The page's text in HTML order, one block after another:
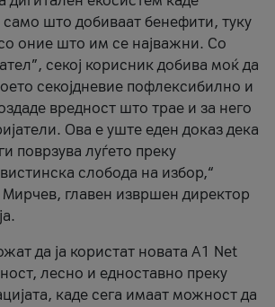
што добиваат бенефити, туку
оние што им се најважни. Со
секој корисник добива моќ да
секојдневие пофлексибилно и
вредност што трае и за него
Ова е уште еден доказ дека
поврзува луѓето преку
слобода на избор,“
Мирчев, главен извршен директор
да ја користат новата А1 Net
лесно и едноставно преку
каде сега имаат можност да